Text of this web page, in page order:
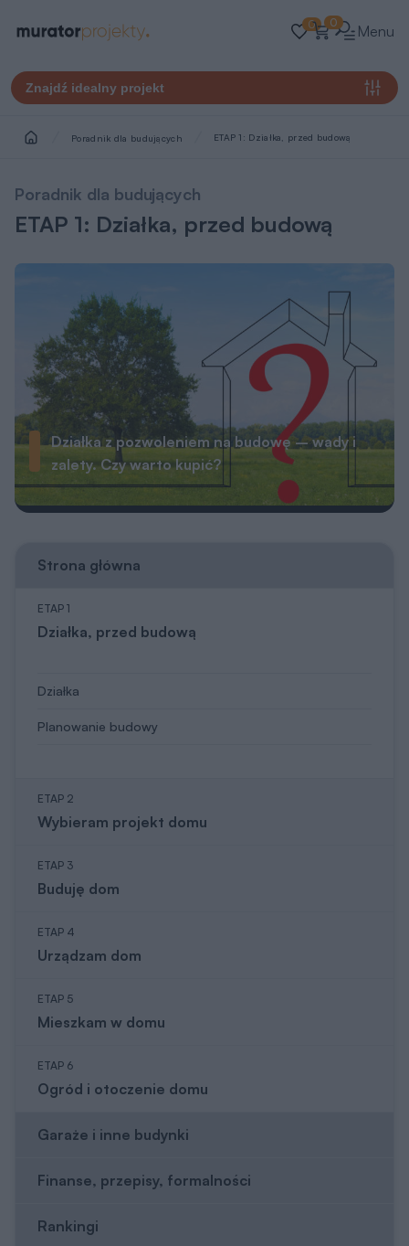
0 0 Menu
Znajdź idealny projekt
Poradnik dla budujących ETAP 1: Działka, przed budową
ETAP 1: Działka, przed budową
Poradnik dla budujących
Działka z pozwoleniem na budowę – wady i
zalety. Czy warto kupić?
Strona główna
ETAP 1
Działka, przed budową
Działka
Planowanie budowy
ETAP 2
Wybieram projekt domu
ETAP 3
Buduję dom
ETAP 4
Urządzam dom
ETAP 5
Mieszkam w domu
ETAP 6
Ogród i otoczenie domu
Garaże i inne budynki
Finanse, przepisy, formalności
Rankingi